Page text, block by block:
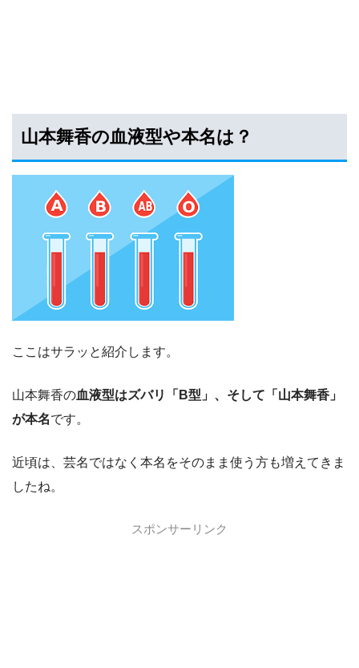
山本舞香の血液型や本名は？
ここはサラッと紹介します。
山本舞香の血液型はズバリ「B型」、そして「山本舞香」
が本名です。
近頃は、芸名ではなく本名をそのまま使う方も増えてきま
したね。
スポンサーリンク